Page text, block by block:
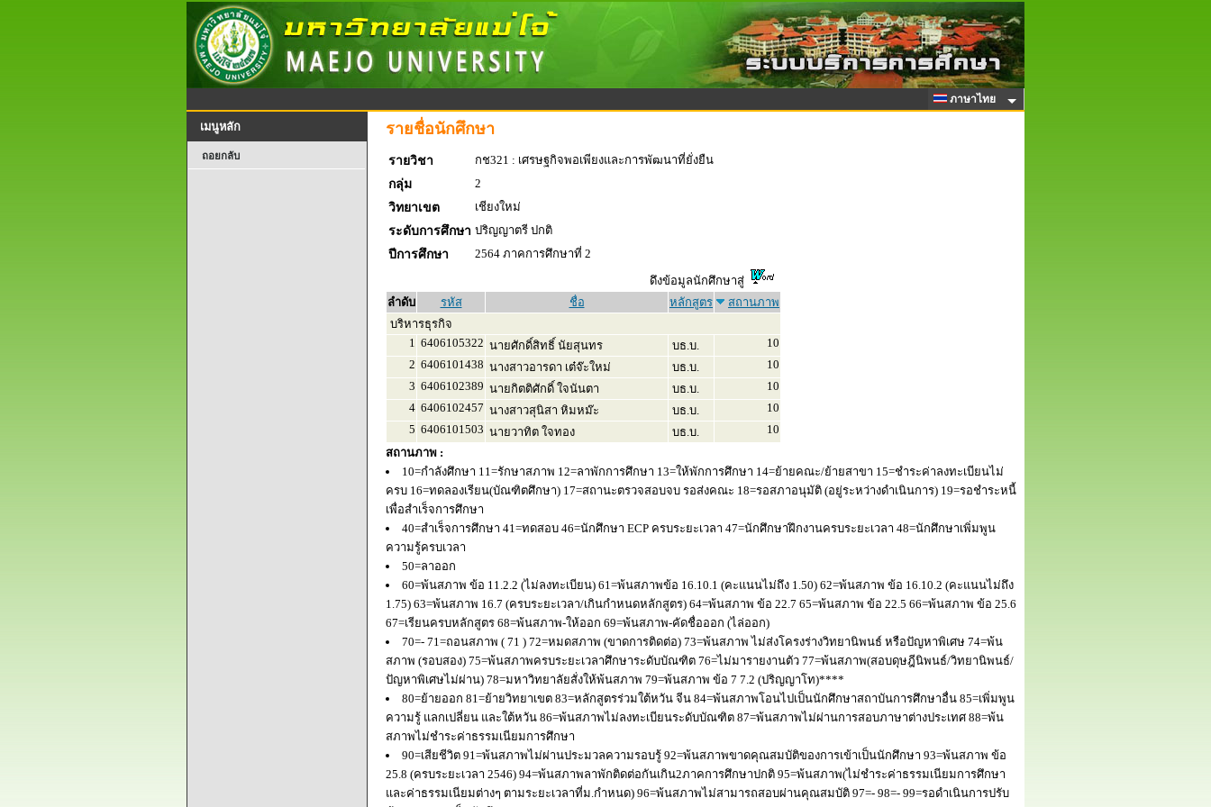
ภาษาไทย
เมนูหลัก
ถอยกลับ
รายชื่อนักศึกษา
รายวิชา
กช321 : เศรษฐกิจพอเพียงและการพัฒนาที่ยั่งยืน
กลุ่ม
2
วิทยาเขต
เชียงใหม่
ระดับการศึกษา ปริญญาตรี ปกติ
ปีการศึกษา
2564 ภาคการศึกษาที่ 2
ดึงข้อมูลนักศึกษาสู่
ลำดับ
รหัส ชื่อ หลักสูตร
สถานภาพ
บริหารธุรกิจ
1 6406105322 นายศักดิ์สิทธิ์ นัยสุนทร บธ.บ.
10
2 6406101438 นางสาวอารดา เต๋จ๊ะใหม่ บธ.บ.
10
3 6406102389 นายกิตติศักดิ์ ใจนันตา บธ.บ.
10
4 6406102457 นางสาวสุนิสา หิมหม๊ะ บธ.บ.
10
5 6406101503 นายวาทิต ใจทอง บธ.บ.
10
สถานภาพ :
10=กำลังศึกษา 11=รักษาสภาพ 12=ลาพักการศึกษา 13=ให้พักการศึกษา 14=ย้ายคณะ/ย้ายสาขา 15=ชำระค่าลงทะเบียนไม่
ครบ 16=ทดลองเรียน(บัณฑิตศึกษา) 17=สถานะตรวจสอบจบ รอส่งคณะ 18=รอสภาอนุมัติ (อยู่ระหว่างดำเนินการ) 19=รอชำระหนี้
เพื่อสำเร็จการศึกษา
40=สำเร็จการศึกษา 41=ทดสอบ 46=นักศึกษา ECP ครบระยะเวลา 47=นักศึกษาฝึกงานครบระยะเวลา 48=นักศึกษาเพิ่มพูน
ความรู้ครบเวลา
50=ลาออก
60=พ้นสภาพ ข้อ 11.2.2 (ไม่ลงทะเบียน) 61=พ้นสภาพข้อ 16.10.1 (คะแนนไม่ถึง 1.50) 62=พ้นสภาพ ข้อ 16.10.2 (คะแนนไม่ถึง
1.75) 63=พ้นสภาพ 16.7 (ครบระยะเวลา/เกินกำหนดหลักสูตร) 64=พ้นสภาพ ข้อ 22.7 65=พ้นสภาพ ข้อ 22.5 66=พ้นสภาพ ข้อ 25.6
67=เรียนครบหลักสูตร 68=พ้นสภาพ-ให้ออก 69=พ้นสภาพ-คัดชื่อออก (ไล่ออก)
70=- 71=ถอนสภาพ ( 71 ) 72=หมดสภาพ (ขาดการติดต่อ) 73=พ้นสภาพ ไม่ส่งโครงร่างวิทยานิพนธ์ หรือปัญหาพิเศษ 74=พ้น
สภาพ (รอบสอง) 75=พ้นสภาพครบระยะเวลาศึกษาระดับบัณฑิต 76=ไม่มารายงานตัว 77=พ้นสภาพ(สอบดุษฎีนิพนธ์/วิทยานิพนธ์/
ปัญหาพิเศษไม่ผ่าน) 78=มหาวิทยาลัยสั่งให้พ้นสภาพ 79=พ้นสภาพ ข้อ 7 7.2 (ปริญญาโท)****
80=ย้ายออก 81=ย้ายวิทยาเขต 83=หลักสูตรร่วมใต้หวัน จีน 84=พ้นสภาพโอนไปเป็นนักศึกษาสถาบันการศึกษาอื่น 85=เพิ่มพูน
ความรู้ แลกเปลี่ยน และใต้หวัน 86=พ้นสภาพไม่ลงทะเบียนระดับบัณฑิต 87=พ้นสภาพไม่ผ่านการสอบภาษาต่างประเทศ 88=พ้น
สภาพไม่ชำระค่าธรรมเนียมการศึกษา
90=เสียชีวิต 91=พ้นสภาพไม่ผ่านประมวลความรอบรู้ 92=พ้นสภาพขาดคุณสมบัติของการเข้าเป็นนักศึกษา 93=พ้นสภาพ ข้อ
25.8 (ครบระยะเวลา 2546) 94=พ้นสภาพลาพักติดต่อกันเกิน2ภาคการศึกษาปกติ 95=พ้นสภาพ(ไม่ชำระค่าธรรมเนียมการศึกษา
และค่าธรรมเนียมต่างๆ ตามระยะเวลาที่ม.กำหนด) 96=พ้นสภาพไม่สามารถสอบผ่านคุณสมบัติ 97=- 98=- 99=รอดำเนินการปรับ